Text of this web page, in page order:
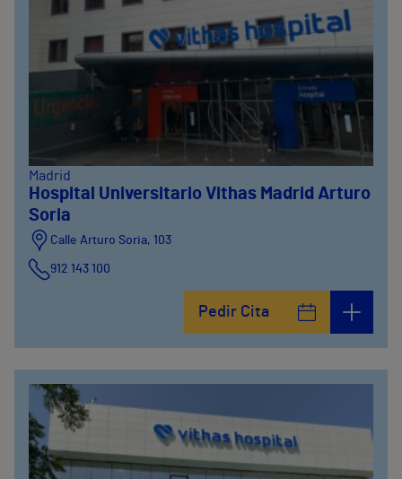
Madrid
Hospital Universitario Vithas Madrid Arturo
Soria
Calle Arturo Soria, 103
912 143 100
912 143 100
Pedir Cita